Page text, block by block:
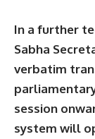
In a further
Sabha
verbatim
session
system will